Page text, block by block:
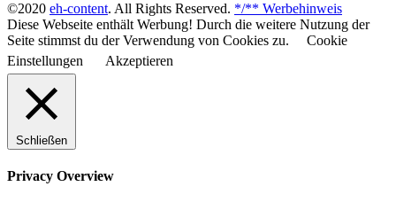
©2020 eh-content. All Rights Reserved. */** Werbehinweis
Diese Webseite enthält Werbung! Durch die weitere Nutzung der
Seite stimmst du der Verwendung von Cookies zu.
Cookie
Einstellungen
Akzeptieren
Schließen
Privacy Overview